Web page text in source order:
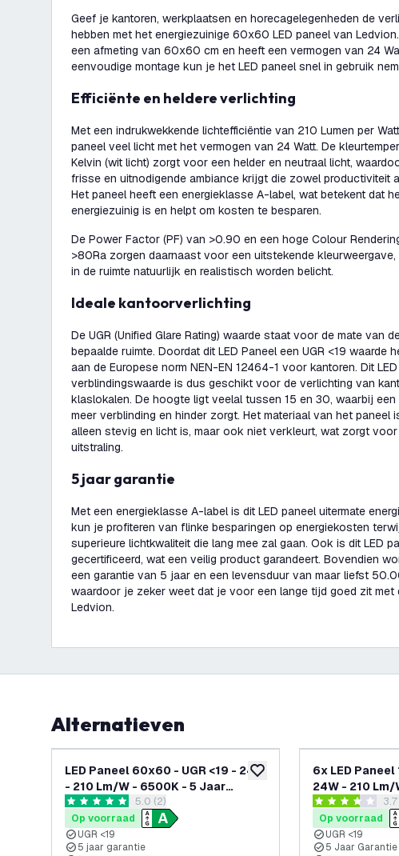
Geef je kantoren, werkplaatsen en horecagelegenheden de
hebben met het energiezuinige 60x60 LED paneel van
een afmeting van 60x60 cm en heeft een vermogen van 24
eenvoudige montage kun je het LED paneel snel in gebruik
Efficiënte en heldere verlichting
Met een indrukwekkende lichtefficiëntie van 210 Lumen per
paneel veel licht met het vermogen van 24 Watt. De
Kelvin (wit licht) zorgt voor een helder en neutraal licht,
frisse en uitnodigende ambiance krijgt die zowel productiviteit
Het paneel heeft een energieklasse A-label, wat betekent dat
energiezuinig is en helpt om kosten te besparen.
De Power Factor (PF) van >0.90 en een hoge Colour
>80Ra zorgen daarnaast voor een uitstekende
in de ruimte natuurlijk en realistisch worden belicht.
Ideale kantoorverlichting
De UGR (Unified Glare Rating) waarde staat voor de mate van
bepaalde ruimte. Doordat dit LED Paneel een UGR <19 waarde
aan de Europese norm NEN-EN 12464-1 voor kantoren. Dit
verblindingswaarde is dus geschikt voor de verlichting van
klaslokalen. De hoogte ligt veelal tussen 15 en 30, waarbij
meer verblinding en hinder zorgt. Het materiaal van het paneel
alleen stevig en licht is, maar ook niet verkleurt, wat zorgt
uitstraling.
5 jaar garantie
Met een energieklasse A-label is dit LED paneel uitermate
kun je profiteren van flinke besparingen op energiekosten
superieure lichtkwaliteit die lang mee zal gaan. Ook is dit LED
gecertificeerd, wat een veilig product garandeert. Bovendien
een garantie van 5 jaar en een levensduur van maar liefst
waardoor je zeker weet dat je voor een lange tijd goed zit met
Ledvion.
Alternatieven
toevoegen aan verlanglijst
LED Paneel 60x60 - UGR <19 - 24W
- 210 Lm/W - 6500K - 5 Jaar
Garantie - Energieklasse A
reviews drawer openen
5 score sterren5.0 (2)
Op voorraad
UGR <19
5 jaar garantie
6x LED Paneel
24W - 210
Garantie -
3.7 score sterren3.7
Op voorraad
UGR <19
5 Jaar Garantie